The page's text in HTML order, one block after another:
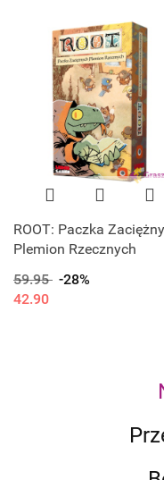
ROOT: Paczka
Plemion Rzecznych
59.95 -28%
42.90